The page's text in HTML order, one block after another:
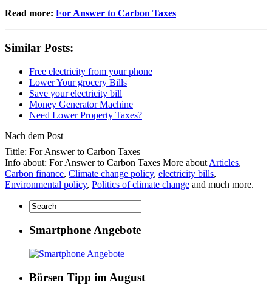
Read more: For Answer to Carbon Taxes
Similar Posts:
Free electricity from your phone
Lower Your grocery Bills
Save your electricity bill
Money Generator Machine
Need Lower Property Taxes?
Nach dem Post
Tittle: For Answer to Carbon Taxes
Info about: For Answer to Carbon Taxes More about Articles,
Carbon finance, Climate change policy, electricity bills,
Environmental policy, Politics of climate change and much more.
Smartphone Angebote
Börsen Tipp im August